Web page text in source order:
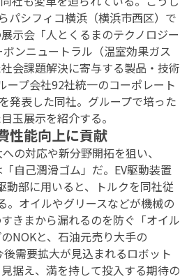
パシフィコ横浜（横浜市西区）で
示会「人とくるまのテクノロジー
ンニュートラル（温室効果ガス
会課題解決に寄与する製品・技術
ープ会社92社統一のコーポレート
発表した同社。グループで培った
玉展示を紹介する。
性能向上に貢献
の対応や新分野開拓を狙い、
自己潤滑ゴム」だ。EV駆動装置
動部に用いると、トルクを同社従
。オイルやグリースなどが機械の
きまから漏れるのを防ぐ「オイル
NOKと、石油元売り大手の
需要拡大が見込まれるロボット
据え、満を持して投入する期待の